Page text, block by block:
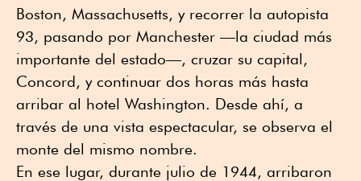
Boston, Massachusetts, y recorrer la autopista
93, pasando por Manchester —la ciudad más
importante del estado—, cruzar su capital,
Concord, y continuar dos horas más hasta
arribar al hotel Washington. Desde ahí, a
través de una vista espectacular, se observa el
monte del mismo nombre.
En ese lugar, durante julio de 1944, arribaron